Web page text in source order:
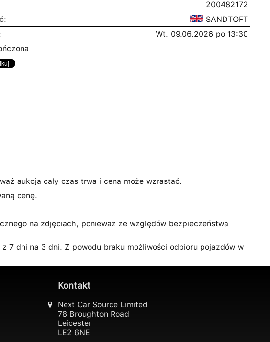
200482172
SANDTOFT
Wt. 09.06.2026 po 13:30
aukcja cały czas trwa i cena może wzrastać.
cenę.
na zdjęciach, ponieważ ze względów bezpieczeństwa
7 dni na 3 dni. Z powodu braku możliwości odbioru pojazdów w
Kontakt
Next Car Source Limited
78 Broughton Road
Leicester
LE2 6NE